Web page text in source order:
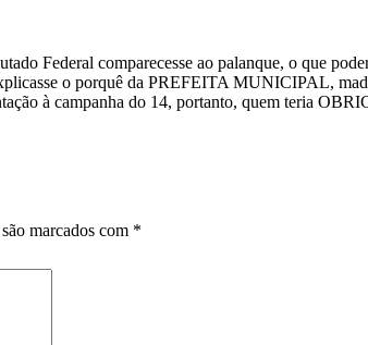
Federal comparecesse ao palanque, o que
o porquê da PREFEITA MUNICIPAL,
à campanha do 14, portanto, quem
marcados com *